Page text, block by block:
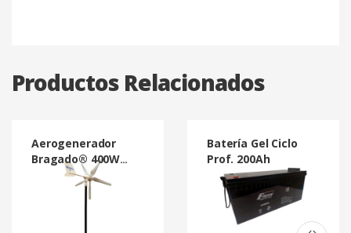
Productos Relacionados
Aerogenerador
Bragado® 400W
Batería Gel Ciclo
Prof. 200Ah